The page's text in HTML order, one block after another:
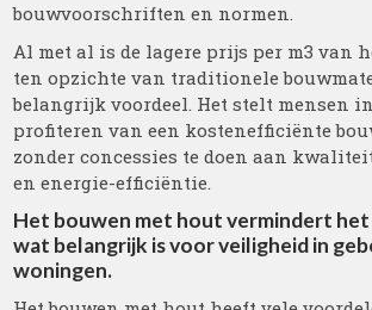
bouwvoorschriften en normen.
Al met al is de lagere prijs per m3 van
ten opzichte van traditionele
belangrijk voordeel. Het stelt mensen
profiteren van een kostenefficiënte
zonder concessies te doen aan
en energie-efficiëntie.
Het bouwen met hout vermindert het
wat belangrijk is voor veiligheid in
woningen.